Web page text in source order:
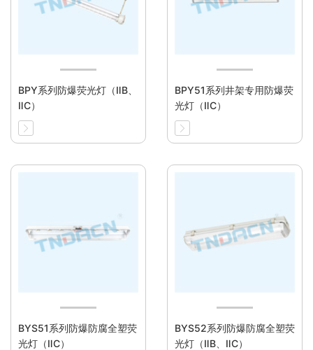
BPY系列防爆荧光灯（ⅡB、
ⅡC）
BPY51系列井架专用防爆荧
光灯（ⅡC）
BYS51系列防爆防腐全塑荧
光灯（ⅡC）
BYS52系列防爆防腐全塑荧
光灯（ⅡB、ⅡC）